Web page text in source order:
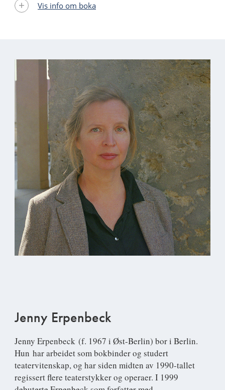
Vis info om boka
Jenny Erpenbeck
Jenny Erpenbeck (f. 1967 i Øst-Berlin) bor i Berlin.
Hun har arbeidet som bokbinder og studert
teatervitenskap, og har siden midten av 1990-tallet
regissert flere teaterstykker og operaer. I 1999